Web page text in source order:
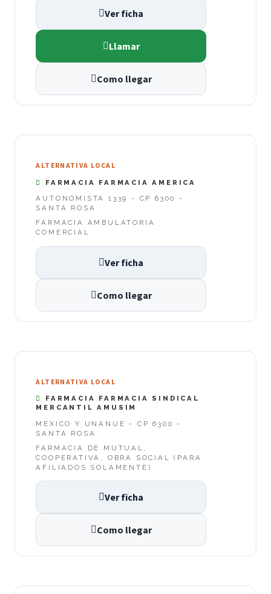
Ver ficha
Llamar
Como llegar
ALTERNATIVA LOCAL
FARMACIA FARMACIA AMERICA
AUTONOMISTA 1339 - CP 6300 -
SANTA ROSA
FARMACIA AMBULATORIA
COMERCIAL
Ver ficha
Como llegar
ALTERNATIVA LOCAL
FARMACIA FARMACIA SINDICAL
MERCANTIL AMUSIM
MEXICO Y UNANUE - CP 6300 -
SANTA ROSA
FARMACIA DE MUTUAL,
COOPERATIVA, OBRA SOCIAL (PARA
AFILIADOS SOLAMENTE)
Ver ficha
Como llegar